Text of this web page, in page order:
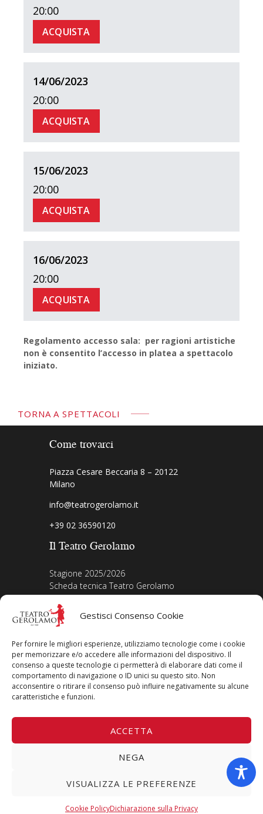
Gestisci Consenso Cookie
Per fornire le migliori esperienze, utilizziamo tecnologie come i cookie
per memorizzare e/o accedere alle informazioni del dispositivo. Il
consenso a queste tecnologie ci permetterà di elaborare dati come il
comportamento di navigazione o ID unici su questo sito. Non
acconsentire o ritirare il consenso può influire negativamente su alcune
caratteristiche e funzioni.
ACCETTA
NEGA
VISUALIZZA LE PREFERENZE
Cookie PolicyDichiarazione sulla Privacy
20:00
ACQUISTA
14/06/2023
20:00
ACQUISTA
15/06/2023
20:00
ACQUISTA
16/06/2023
20:00
ACQUISTA
Regolamento accesso sala: per ragioni artistiche
non è consentito l’accesso in platea a spettacolo
iniziato.
TORNA A SPETTACOLI
Come trovarci
Piazza Cesare Beccaria 8 – 20122
Milano
info@teatrogerolamo.it
+39 02 36590120
Il Teatro Gerolamo
Stagione 2025/2026
Scheda tecnica Teatro Gerolamo
Biografia Direttore
Acquista i biglietti
La nostra storia
Area legale
Contatti
Privacy Policy